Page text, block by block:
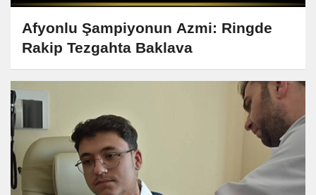
Afyonlu Şampiyonun Azmi: Ringde
Rakip Tezgahta Baklava